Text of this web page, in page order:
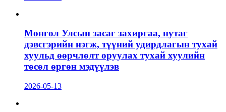
Монгол Улсын засаг захиргаа, нутаг
дэвсгэрийн нэгж, түүний удирдлагын тухай
хуульд өөрчлөлт оруулах тухай хуулийн
төсөл өргөн мэдүүлэв
2026-05-13